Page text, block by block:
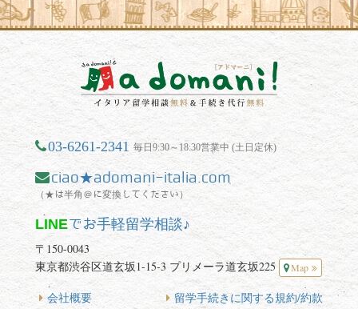
03-6261-2341 毎日9:30～18:30営業中 (土日定休)
ciao★adomani-italia.com
（★は半角＠に変換してください）
LINEでお手軽留学相談♪
〒150-0043
東京都渋谷区道玄坂1-15-3 プリメーラ道玄坂225
Map
会社概要
留学手続きに関する規約/約款